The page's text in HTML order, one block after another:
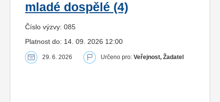
mladé dospělé (4)
Číslo výzvy: 085
Platnost do: 14. 09. 2026 12:00
29. 6. 2026 Určeno pro: Veřejnost, Žadatel